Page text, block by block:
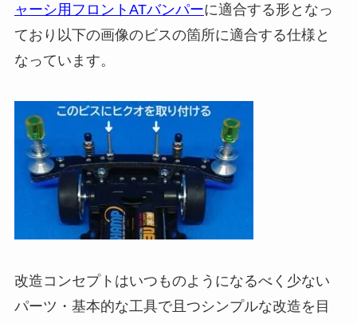
ャーシ用フロントATバンパーに適合する形となっ
ており以下の画像のビスの箇所に適合する仕様と
なっています。
改造コンセプトはいつものようになるべく少ない
パーツ・基本的な工具で且つシンプルな改造を目